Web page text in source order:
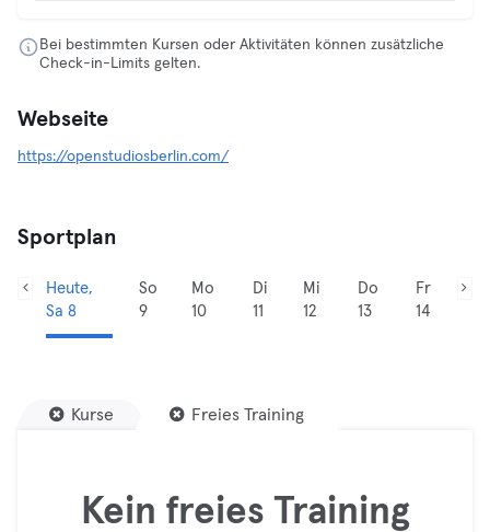
Bei bestimmten Kursen oder Aktivitäten können zusätzliche
Check-in-Limits gelten.
Webseite
https://openstudiosberlin.com/
Sportplan
Heute,
Sa 8
So
9
Mo
10
Di
11
Mi
12
Do
13
Fr
14
Kurse Freies Training
Kein freies Training